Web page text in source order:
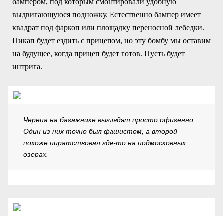
выдвигающуюся подножку. Естественно бампер имеет
квадрат под фаркоп или площадку переносной лебедки.
Пикап будет ездить с прицепом, но эту бомбу мы оставим
на будущее, когда прицеп будет готов. Пусть будет
интрига.
Черепа на багажнике выглядят просто офигенно.
Один из них точно был фашистом, а второй
похоже пиратствовал где-то на подмосковных
озерах.